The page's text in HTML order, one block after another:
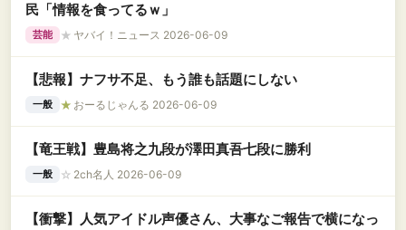
民「情報を食ってるｗ」
芸能 ★ ヤバイ！ニュース 2026-06-09
【悲報】ナフサ不足、もう誰も話題にしない
一般 ★ おーるじゃんる 2026-06-09
【竜王戦】豊島将之九段が澤田真吾七段に勝利
一般 ☆ 2ch名人 2026-06-09
【衝撃】人気アイドル声優さん、大事なご報告で横になっ